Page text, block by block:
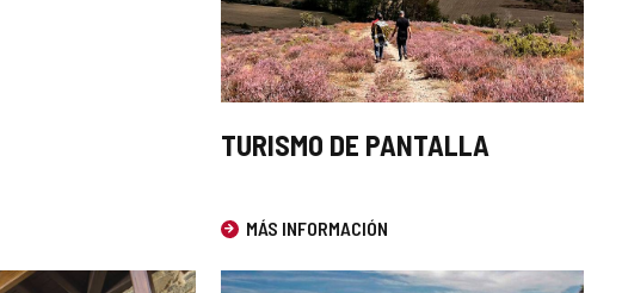
TURISMO DE PANTALLA
MÁS INFORMACIÓN
enlace